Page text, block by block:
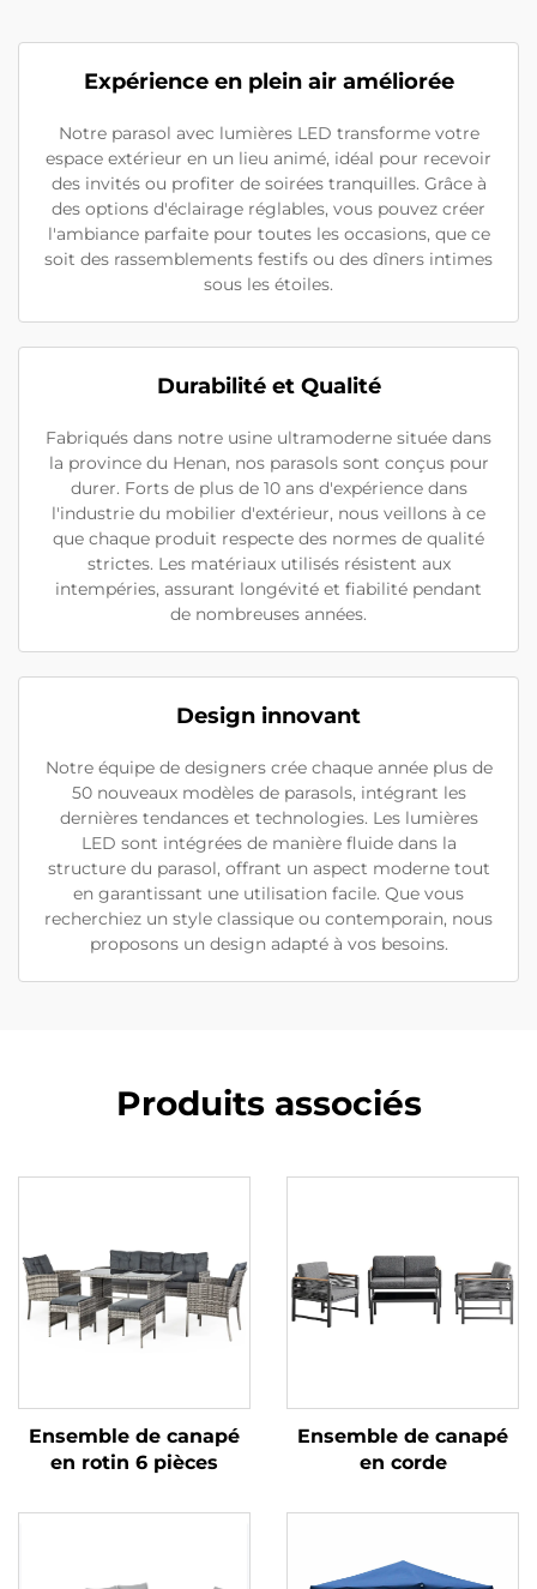
Expérience en plein air améliorée
Notre parasol avec lumières LED transforme votre
espace extérieur en un lieu animé, idéal pour recevoir
des invités ou profiter de soirées tranquilles. Grâce à
des options d'éclairage réglables, vous pouvez créer
l'ambiance parfaite pour toutes les occasions, que ce
soit des rassemblements festifs ou des dîners intimes
sous les étoiles.
Durabilité et Qualité
Fabriqués dans notre usine ultramoderne située dans
la province du Henan, nos parasols sont conçus pour
durer. Forts de plus de 10 ans d'expérience dans
l'industrie du mobilier d'extérieur, nous veillons à ce
que chaque produit respecte des normes de qualité
strictes. Les matériaux utilisés résistent aux
intempéries, assurant longévité et fiabilité pendant
de nombreuses années.
Design innovant
Notre équipe de designers crée chaque année plus de
50 nouveaux modèles de parasols, intégrant les
dernières tendances et technologies. Les lumières
LED sont intégrées de manière fluide dans la
structure du parasol, offrant un aspect moderne tout
en garantissant une utilisation facile. Que vous
recherchiez un style classique ou contemporain, nous
proposons un design adapté à vos besoins.
Produits associés
Ensemble de canapé
en rotin 6 pièces
Ensemble de canapé
en corde